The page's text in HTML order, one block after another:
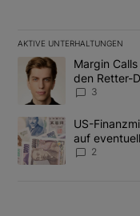
AKTIVE UNTERHALTUNGEN
Das Folgende ist
Ein Trendartikel mit
Margin
den Retter-
3
Ein Trendartikel mit
US-
auf
2